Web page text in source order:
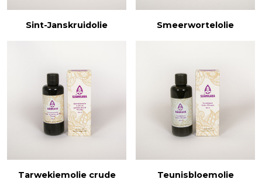
Sint-Janskruidolie Smeerwortelolie
Tarwekiemolie crude Teunisbloemolie